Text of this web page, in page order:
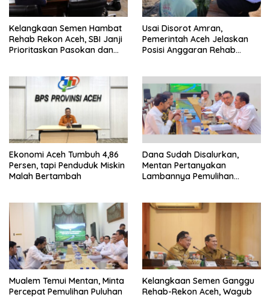
Kelangkaan Semen Hambat
Rehab Rekon Aceh, SBI Janji
Prioritaskan Pasokan dan
Usai Disorot Amran,
Pemerintah Aceh Jelaskan
Posisi Anggaran Rehab
Ekonomi Aceh Tumbuh 4,86
Persen, tapi Penduduk Miskin
Malah Bertambah
Dana Sudah Disalurkan,
Mentan Pertanyakan
Lambannya Pemulihan
Mualem Temui Mentan, Minta
Percepat Pemulihan Puluhan
Kelangkaan Semen Ganggu
Rehab-Rekon Aceh, Wagub